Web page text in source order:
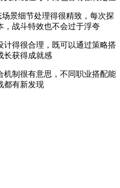
景细节处理得很精致，每次探
，战斗特效也不会过于浮夸
得很合理，既可以通过策略搭
长获得成就感
机制很有意思，不同职业搭配能
都有新发现